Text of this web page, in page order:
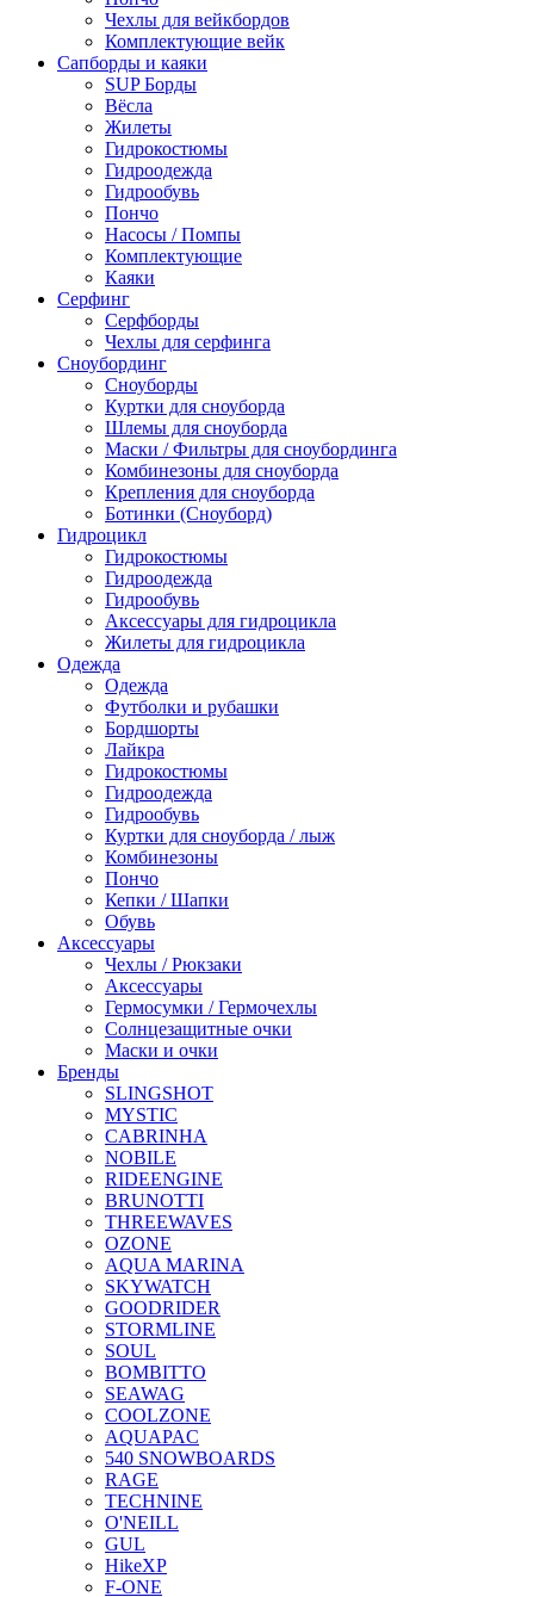
Чехлы для вейкбордов
Комплектующие вейк
Сапборды и каяки
SUP Борды
Вёсла
Жилеты
Гидрокостюмы
Гидроодежда
Гидрообувь
Пончо
Насосы / Помпы
Комплектующие
Каяки
Серфинг
Серфборды
Чехлы для серфинга
Сноубординг
Сноуборды
Куртки для сноуборда
Шлемы для сноуборда
Маски / Фильтры для сноубординга
Комбинезоны для сноуборда
Крепления для сноуборда
Ботинки (Сноуборд)
Гидроцикл
Гидрокостюмы
Гидроодежда
Гидрообувь
Аксессуары для гидроцикла
Жилеты для гидроцикла
Одежда
Одежда
Футболки и рубашки
Бордшорты
Лайкра
Гидрокостюмы
Гидроодежда
Гидрообувь
Куртки для сноуборда / лыж
Комбинезоны
Пончо
Кепки / Шапки
Обувь
Аксессуары
Чехлы / Рюкзаки
Аксессуары
Гермосумки / Гермочехлы
Солнцезащитные очки
Маски и очки
Бренды
SLINGSHOT
MYSTIC
CABRINHA
NOBILE
RIDEENGINE
BRUNOTTI
THREEWAVES
OZONE
AQUA MARINA
SKYWATCH
GOODRIDER
STORMLINE
SOUL
BOMBITTO
SEAWAG
COOLZONE
AQUAPAC
540 SNOWBOARDS
RAGE
TECHNINE
O'NEILL
GUL
HikeXP
F-ONE